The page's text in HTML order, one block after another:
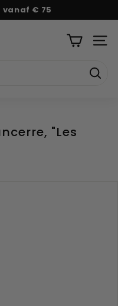
€ 75
"Les